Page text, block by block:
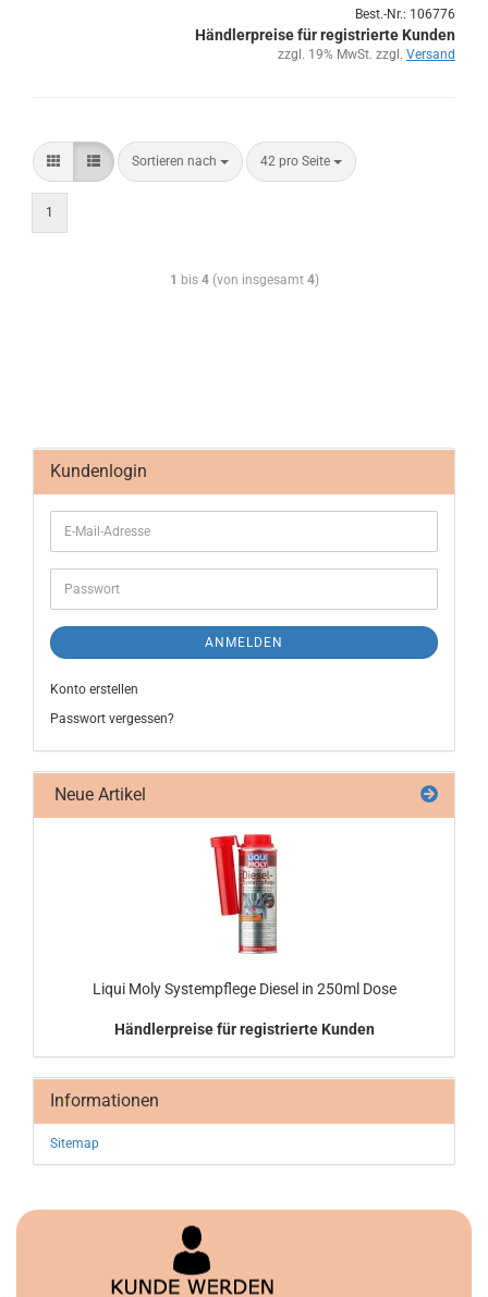
Best.-Nr.: 106776
Händlerpreise für registrierte Kunden
zzgl. 19% MwSt. zzgl. Versand
Sortieren nach 42 pro Seite
1
1 bis 4(von insgesamt 4)
Kundenlogin
ANMELDEN
Konto erstellen
Passwort vergessen?
Neue Artikel
Liqui Moly Sys­tem­pfle­ge Die­sel in 250ml Dose
Händlerpreise für registrierte Kunden
Informationen
Sitemap